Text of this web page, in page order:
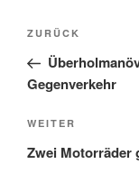
Vorheriger
Beitrag
ZURÜCK
Gegenverkehr
Nächster
Beitrag
WEITER
Zwei Motorräder